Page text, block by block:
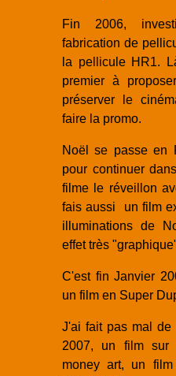
Fin 2006,
fabrication de
la pellicule HR1.
premier à
préserver le
faire la promo.
Noël se passe en
pour continuer
filme le réveillon
fais aussi un film
illuminations de
effet très
C'est fin Janvier
un film en Super
J'ai fait pas mal de
2007, un film sur
money art, un